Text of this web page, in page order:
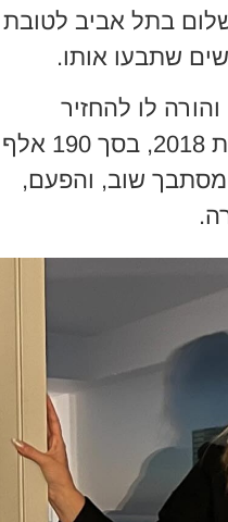
בתל אביב לטובת
שתבעו אותו.
לו להחזיר
לנורית פופר את מלוא סכום השקעתה בעסקה משותפת משנת 2018, בסך 190 אלף
מסתבך שוב, והפעם,